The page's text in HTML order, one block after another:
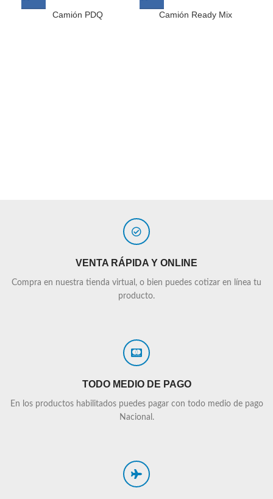
Camión PDQ Camión Ready Mix
VENTA RÁPIDA Y ONLINE
Compra en nuestra tienda virtual, o bien puedes cotizar en línea tu
producto.
TODO MEDIO DE PAGO
En los productos habilitados puedes pagar con todo medio de pago
Nacional.